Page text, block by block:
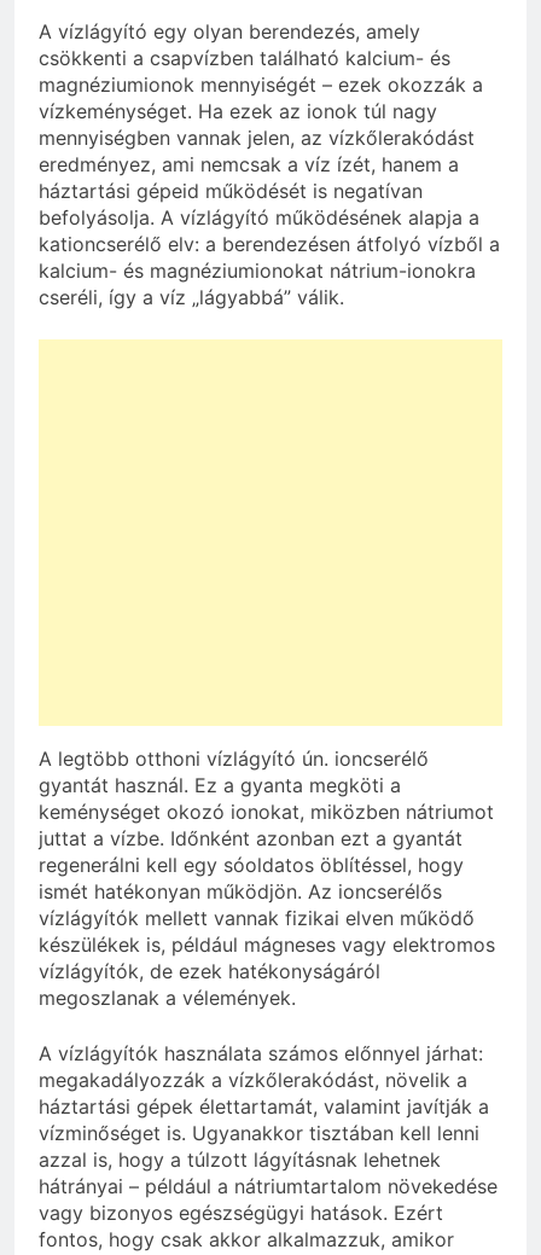
A vízlágyító egy olyan berendezés, amely
csökkenti a csapvízben található kalcium- és
magnéziumionok mennyiségét – ezek okozzák a
vízkeménységet. Ha ezek az ionok túl nagy
mennyiségben vannak jelen, az vízkőlerakódást
eredményez, ami nemcsak a víz ízét, hanem a
háztartási gépeid működését is negatívan
befolyásolja. A vízlágyító működésének alapja a
kationcserélő elv: a berendezésen átfolyó vízből a
kalcium- és magnéziumionokat nátrium-ionokra
cseréli, így a víz „lágyabbá” válik.
A legtöbb otthoni vízlágyító ún. ioncserélő
gyantát használ. Ez a gyanta megköti a
keménységet okozó ionokat, miközben nátriumot
juttat a vízbe. Időnként azonban ezt a gyantát
regenerálni kell egy sóoldatos öblítéssel, hogy
ismét hatékonyan működjön. Az ioncserélős
vízlágyítók mellett vannak fizikai elven működő
készülékek is, például mágneses vagy elektromos
vízlágyítók, de ezek hatékonyságáról
megoszlanak a vélemények.
A vízlágyítók használata számos előnnyel járhat:
megakadályozzák a vízkőlerakódást, növelik a
háztartási gépek élettartamát, valamint javítják a
vízminőséget is. Ugyanakkor tisztában kell lenni
azzal is, hogy a túlzott lágyításnak lehetnek
hátrányai – például a nátriumtartalom növekedése
vagy bizonyos egészségügyi hatások. Ezért
fontos, hogy csak akkor alkalmazzuk, amikor